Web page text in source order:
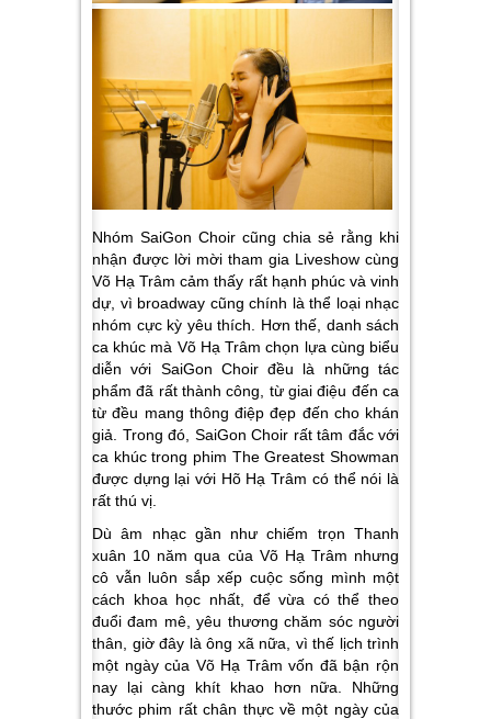
Nhóm SaiGon Choir cũng chia sẻ rằng khi
nhận được lời mời tham gia Liveshow cùng
Võ Hạ Trâm cảm thấy rất hạnh phúc và vinh
dự, vì broadway cũng chính là thể loại nhạc
nhóm cực kỳ yêu thích. Hơn thế, danh sách
ca khúc mà Võ Hạ Trâm chọn lựa cùng biểu
diễn với SaiGon Choir đều là những tác
phẩm đã rất thành công, từ giai điệu đến ca
từ đều mang thông điệp đẹp đến cho khán
giả. Trong đó, SaiGon Choir rất tâm đắc với
ca khúc trong phim The Greatest Showman
được dựng lại với Hõ Hạ Trâm có thể nói là
rất thú vị.
Dù âm nhạc gần như chiếm trọn Thanh
xuân 10 năm qua của Võ Hạ Trâm nhưng
cô vẫn luôn sắp xếp cuộc sống mình một
cách khoa học nhất, để vừa có thể theo
đuổi đam mê, yêu thương chăm sóc người
thân, giờ đây là ông xã nữa, vì thế lịch trình
một ngày của Võ Hạ Trâm vốn đã bận rộn
nay lại càng khít khao hơn nữa. Những
thước phim rất chân thực về một ngày của